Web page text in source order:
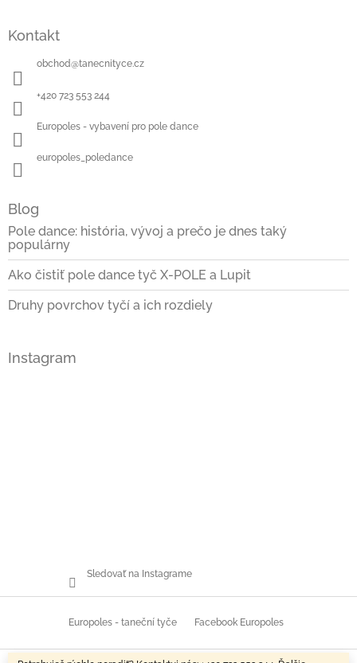
Kontakt
obchod@tanecnityce.cz
+420 723 553 244
Europoles - vybavení pro pole dance
europoles_poledance
Blog
Pole dance: história, vývoj a prečo je dnes taký
populárny
Ako čistiť pole dance tyč X-POLE a Lupit
Druhy povrchov tyčí a ich rozdiely
Instagram
Sledovať na Instagrame
Europoles - taneční tyče Facebook Europoles